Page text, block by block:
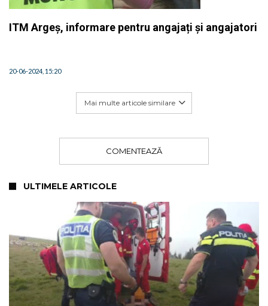
ITM Argeș, informare pentru angajați și angajatori
20-06-2024, 15:20
Mai multe articole similare
COMENTEAZĂ
ULTIMELE ARTICOLE